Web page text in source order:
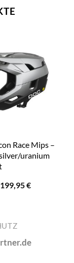
Race Mips –
uranium
Ursprünglicher
199,95€Aktueller